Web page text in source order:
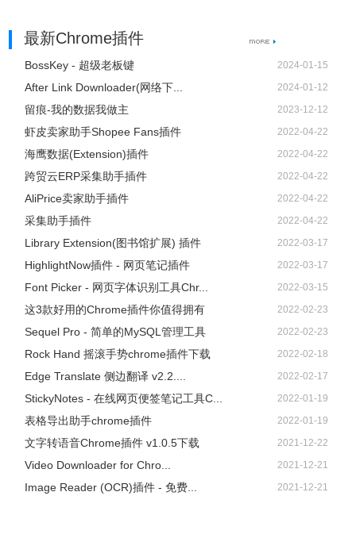
最新Chrome插件
BossKey - 超级老板键 2024-01-15
After Link Downloader(网络下... 2024-01-12
留痕-我的数据我做主 2023-12-12
虾皮卖家助手Shopee Fans插件 2022-04-22
海鹰数据(Extension)插件 2022-04-22
跨贸云ERP采集助手插件 2022-04-22
AliPrice卖家助手插件 2022-04-22
采集助手插件 2022-04-22
Library Extension(图书馆扩展) 插件 2022-03-17
HighlightNow插件 - 网页笔记插件 2022-03-17
Font Picker - 网页字体识别工具Chr... 2022-03-15
这3款好用的Chrome插件你值得拥有 2022-02-23
Sequel Pro - 简单的MySQL管理工具 2022-02-23
Rock Hand 摇滚手势chrome插件下载 2022-02-18
Edge Translate 侧边翻译 v2.2.... 2022-02-17
StickyNotes - 在线网页便签笔记工具C... 2022-01-19
表格导出助手chrome插件 2022-01-19
文字转语音Chrome插件 v1.0.5下载 2021-12-22
Video Downloader for Chro... 2021-12-21
Image Reader (OCR)插件 - 免费... 2021-12-21